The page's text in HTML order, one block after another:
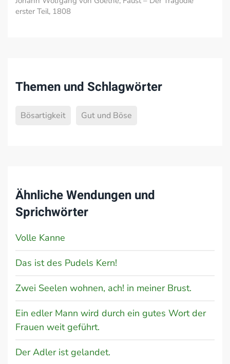
erster Teil, 1808
Themen und Schlagwörter
Bösartigkeit Gut und Böse
Ähnliche Wendungen und
Sprichwörter
Volle Kanne
Das ist des Pudels Kern!
Zwei Seelen wohnen, ach! in meiner Brust.
Ein edler Mann wird durch ein gutes Wort der
Frauen weit geführt.
Der Adler ist gelandet.